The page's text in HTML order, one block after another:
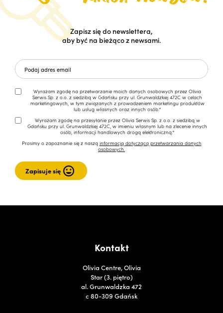
Zapisz się do newslettera,
aby być na bieżąco z newsami.
Wyrażam zgodę na przetwarzanie moich danych osobowych przez Olivia
Serwis Sp. z o.o. z siedzibą w Gdańsku przy ul. Grunwaldzkiej 472C w celach
marketingowych, w tym związanych z prowadzeniem marketingu produktów
lub usług własnych oraz innych osób.*
Wyrażam zgodę na przesyłanie przez Olivia Serwis Sp. z o.o. z siedzibą w
Gdańsku przy ul. Grunwaldzkiej 472C, w imieniu własnym lub na zlecenie innych
osób, informacji handlowych drogą elektroniczną.*
Prosimy o zapoznanie się z naszą informacją dotyczącą przetwarzania danych
osobowych.
Kontakt
Olivia Centre, Olivia
Star (3. piętro)
al. Grunwaldzka 472
c 80-309 Gdańsk